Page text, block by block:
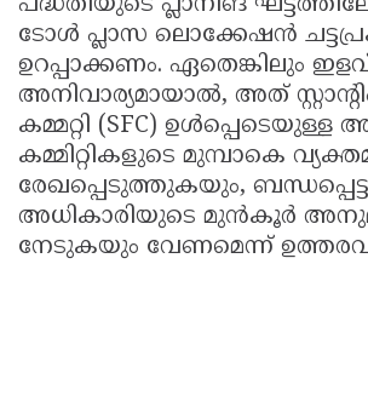
പദ്ധതിയുടെ പ്ലാനിങ്
ടോൾ പ്ലാസ ലൊക്കേഷൻ
ഉറപ്പാക്കണം. ഏതെങ്കിലും
അനിവാര്യമായാൽ, അത്
കമ്മറ്റി (SFC)
കമ്മിറ്റികളുടെ മുമ്പാകെ
രേഖപ്പെടുത്തുകയും, ബന്ധപ്പെട്ട
അധികാരിയുടെ മുൻകൂർ
നേടുകയും വേണമെന്ന്